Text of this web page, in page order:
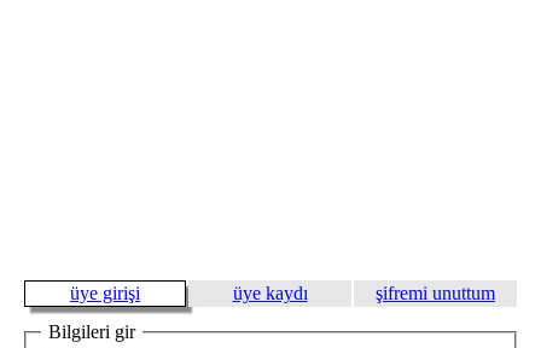
üye girişi üye kaydı
şifremi unuttum
Bilgileri gir